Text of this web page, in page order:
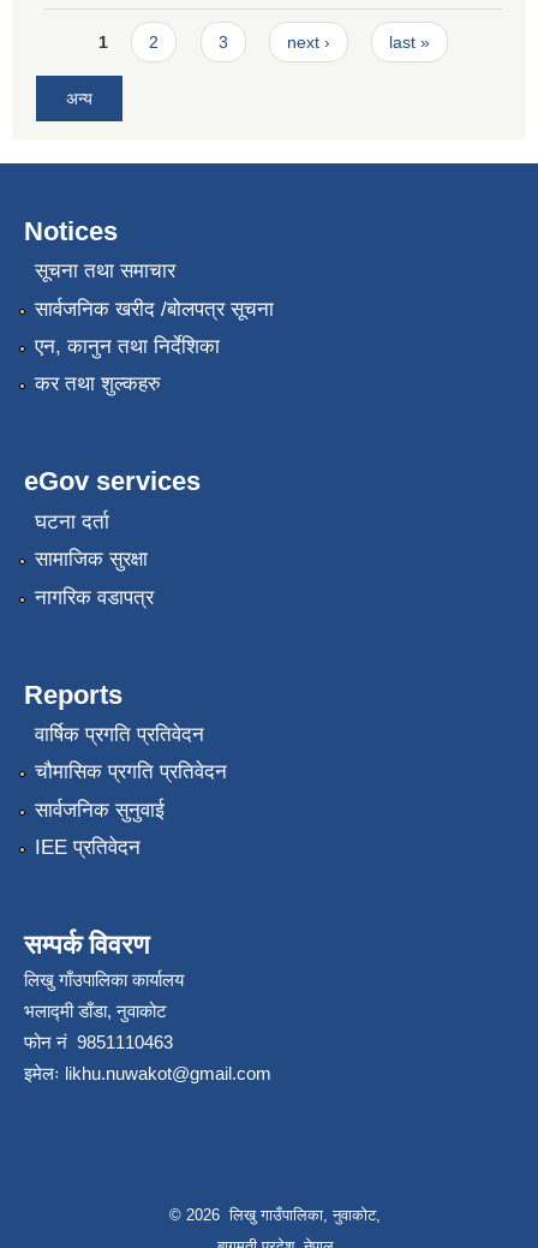
Pages
1 2 3 next › last »
अन्य
Notices
सूचना तथा समाचार
सार्वजनिक खरीद /बोलपत्र सूचना
एन, कानुन तथा निर्देशिका
कर तथा शुल्कहरु
eGov services
घटना दर्ता
सामाजिक सुरक्षा
नागरिक वडापत्र
Reports
वार्षिक प्रगति प्रतिवेदन
चौमासिक प्रगति प्रतिवेदन
सार्वजनिक सुनुवाई
IEE प्रतिवेदन
सम्पर्क विवरण
लिखु गाँउपालिका कार्यालय
भलाद्मी डाँडा, नुवाकोट
फोन नं 9851110463
इमेलः likhu.nuwakot@gmail.com
© 2026 लिखु गाउँपालिका, नुवाकोट,